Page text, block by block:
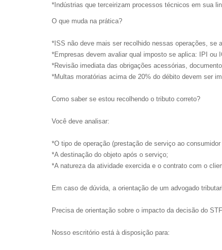
*Indústrias que terceirizam processos técnicos em sua
O que muda na prática?
*ISS não deve mais ser recolhido nessas operações, se
*Empresas devem avaliar qual imposto se aplica: IPI ou
*Revisão imediata das obrigações acessórias,
*Multas moratórias acima de 20% do débito devem ser
Como saber se estou recolhendo o tributo correto?
Você deve analisar:
*O tipo de operação (prestação de serviço ao
*A destinação do objeto após o serviço;
*A natureza da atividade exercida e o contrato com o
Em caso de dúvida, a orientação de um advogado
Precisa de orientação sobre o impacto da decisão do
Nosso escritório está à disposição para: